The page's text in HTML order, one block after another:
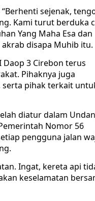
sejenak,
Kami turut berduka
Yang Maha Esa dan
disapa Muhib itu.
3 Cirebon terus
Pihaknya juga
serta pihak terkait
diatur dalam
Nomor 56
pengguna jalan
Ingat, kereta api
keselamatan